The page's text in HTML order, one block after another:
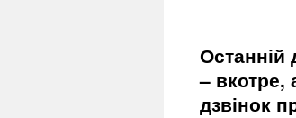
Останній
– вкотре,
дзвінок